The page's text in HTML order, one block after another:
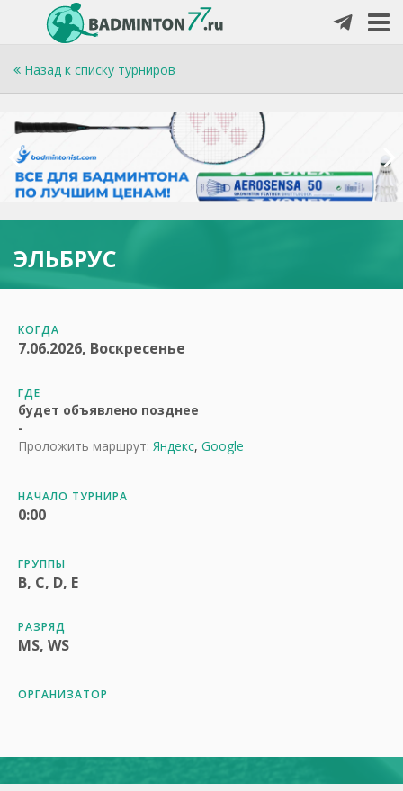
Назад к списку турниров
ЭЛЬБРУС
КОГДА
7.06.2026, Воскресенье
ГДЕ
будет объявлено позднее
-
Проложить маршрут: Яндекс, Google
НАЧАЛО ТУРНИРА
0:00
ГРУППЫ
B, C, D, E
РАЗРЯД
MS, WS
ОРГАНИЗАТОР